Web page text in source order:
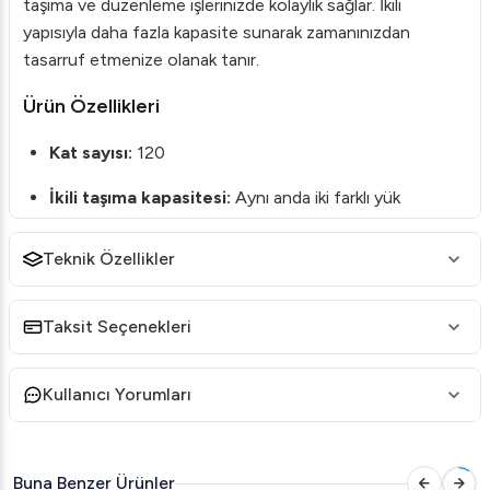
taşıma ve düzenleme işlerinizde kolaylık sağlar. İkili
yapısıyla daha fazla kapasite sunarak zamanınızdan
tasarruf etmenize olanak tanır.
Ürün Özellikleri
Kat sayısı: 120
İkili taşıma kapasitesi: Aynı anda iki farklı yük
taşınabilir kapasitede tasarım.
Dayanıklılık:Endüstriyel standartlarda paslanmaz
çelik malzeme.
Tekerlekler:
kolay manevra imkanı.
Teknik Özellikler
Taksit Seçenekleri
Kullanıcı Yorumları
Buna Benzer Ürünler